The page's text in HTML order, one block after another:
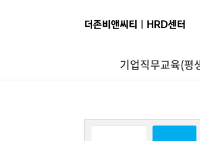
기업직무교육(평